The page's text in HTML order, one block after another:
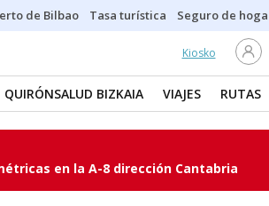
de Bilbao Tasa turística Seguro de
Kiosko
QUIRÓNSALUD BIZKAIA VIAJES RUTAS
en la A-8 dirección Cantabria